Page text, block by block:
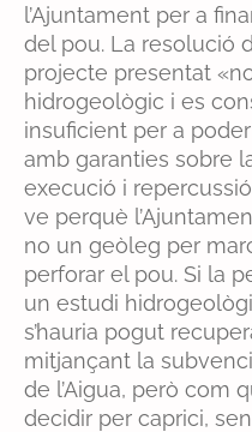
l’Ajuntament per a
del pou. La resolució
projecte presentat
hidrogeològic i es
insuficient per a
amb garanties sobre
execució i
ve perquè
no un geòleg per
perforar el pou. Si la
un estudi
s’hauria pogut
mitjançant la
de l’Aigua, però com
decidir per caprici,